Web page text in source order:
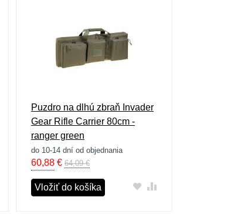
Puzdro na dlhú zbraň Invader
Gear Rifle Carrier 80cm -
ranger green
do 10-14 dní od objednania
60,88€ 64,09 €
Vložiť do košíka